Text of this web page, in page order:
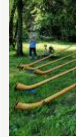
am
Tag
des
am
8.
2024
für